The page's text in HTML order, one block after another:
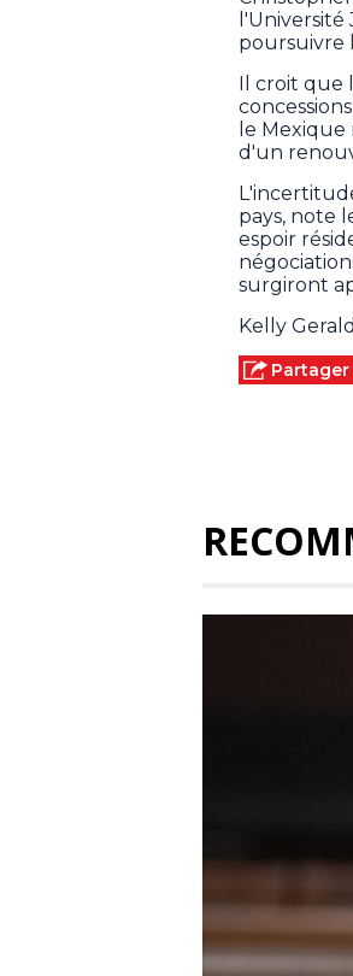
poursuivre
Il croit que
le
d'un
pays, note
espoir
surgiront
Kelly